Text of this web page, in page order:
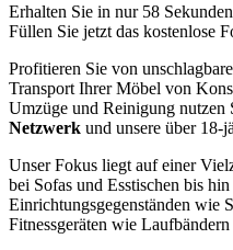
Erhalten Sie in nur 58
Füllen Sie jetzt das kostenlose
Profitieren Sie von
Transport Ihrer Möbel von
Umzüge und Reinigung nutzen
Netzwerk und unsere über 18-
Unser Fokus liegt auf einer
bei Sofas und Esstischen bis
Einrichtungsgegenständen wie
Fitnessgeräten wie